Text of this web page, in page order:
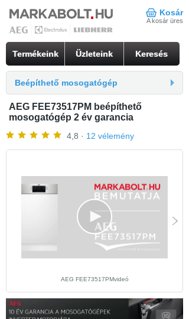
Kosár
A kosár üres
Termékeink Üzleteink Keresés
Beépíthető mosogatógép
AEG FEE73517PM beépíthető
mosogatógép 2 év garancia
4,8 · 12 vélemény
AEG FEE73517PMvideó